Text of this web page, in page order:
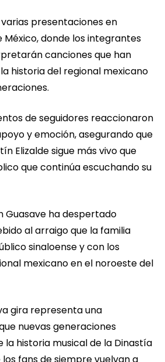
presentaciones en
donde los integrantes
canciones que han
historia del regional mexicano
de seguidores reaccionaron
y emoción, asegurando que
Elizalde sigue más vivo que
que continúa escuchando su
Guasave ha despertado
al arraigo que la familia
sinaloense y con los
mexicano en el noroeste del
gira representa una
nuevas generaciones
historia musical de la Dinastía